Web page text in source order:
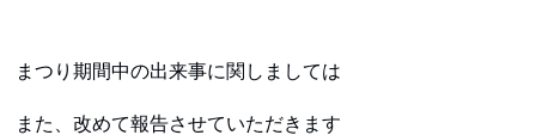
まつり期間中の出来事に関しましては
また、改めて報告させていただきます